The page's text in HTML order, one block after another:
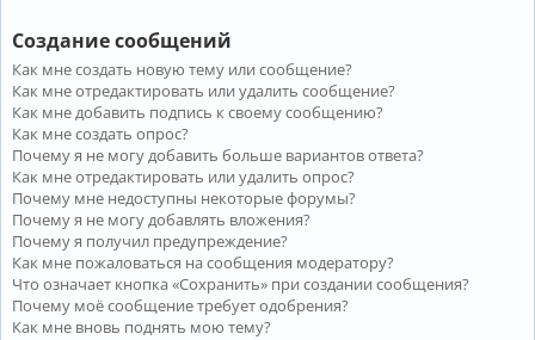
Создание сообщений
Как мне создать новую тему или сообщение?
Как мне отредактировать или удалить сообщение?
Как мне добавить подпись к своему сообщению?
Как мне создать опрос?
Почему я не могу добавить больше вариантов ответа?
Как мне отредактировать или удалить опрос?
Почему мне недоступны некоторые форумы?
Почему я не могу добавлять вложения?
Почему я получил предупреждение?
Как мне пожаловаться на сообщения модератору?
Что означает кнопка «Сохранить» при создании сообщения?
Почему моё сообщение требует одобрения?
Как мне вновь поднять мою тему?